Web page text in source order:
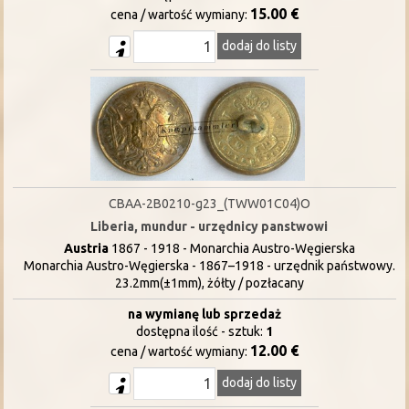
cena / wartość wymiany: 15.00 €
dodaj do listy
CBAA-2B0210-g23_(TWW01C04)O
Liberia, mundur - urzędnicy panstwowi
Austria1867 - 1918 - Monarchia Austro-Węgierska
Monarchia Austro-Węgierska - 1867–1918 - urzędnik państwowy.
23.2mm(±1mm), żółty / pozłacany
na wymianę lub sprzedaż
dostępna ilość - sztuk: 1
cena / wartość wymiany: 12.00 €
dodaj do listy